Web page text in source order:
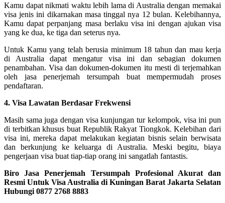
Kamu dapat nikmati waktu lebih lama di Australia dengan memakai
visa jenis ini dikarnakan masa tinggal nya 12 bulan. Kelebihannya,
Kamu dapat perpanjang masa berlaku visa ini dengan ajukan visa
yang ke dua, ke tiga dan seterus nya.
Untuk Kamu yang telah berusia minimum 18 tahun dan mau kerja
di Australia dapat mengatur visa ini dan sebagian dokumen
penambahan. Visa dan dokumen-dokumen itu mesti di terjemahkan
oleh jasa penerjemah tersumpah buat mempermudah proses
pendaftaran.
4. Visa Lawatan Berdasar Frekwensi
Masih sama juga dengan visa kunjungan tur kelompok, visa ini pun
di terbitkan khusus buat Republik Rakyat Tiongkok. Kelebihan dari
visa ini, mereka dapat melakukan kegiatan bisnis selain berwisata
dan berkunjung ke keluarga di Australia. Meski begitu, biaya
pengerjaan visa buat tiap-tiap orang ini sangatlah fantastis.
Biro Jasa Penerjemah Tersumpah Profesional Akurat dan
Resmi Untuk Visa Australia di Kuningan Barat Jakarta Selatan
Hubungi 0877 2768 8883